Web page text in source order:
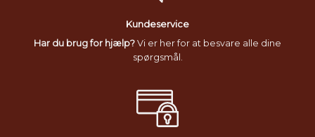
Kundeservice
Har du brug for hjælp? Vi er her for at besvare alle dine
spørgsmål.